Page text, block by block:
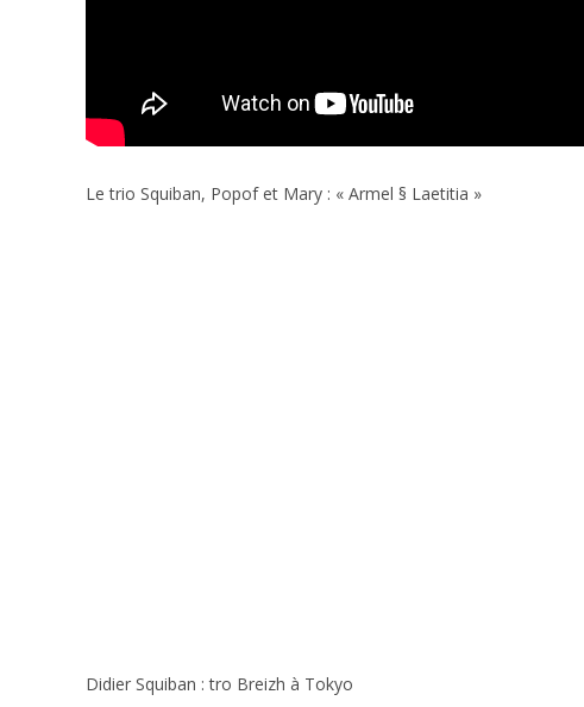
Le trio Squiban, Popof et Mary : « Armel § Laetitia »
Didier Squiban : tro Breizh à Tokyo